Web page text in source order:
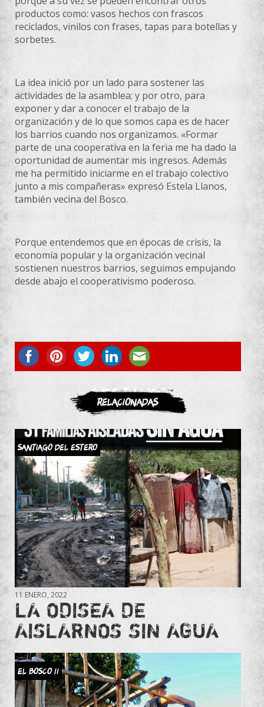
productos como: vasos hechos con frascos
reciclados, vinilos con frases, tapas para botellas y
sorbetes.
La idea inició por un lado para sostener las
actividades de la asamblea; y por otro, para
exponer y dar a conocer el trabajo de la
organización y de lo que somos capa es de hacer
los barrios cuando nos organizamos. «Formar
parte de una cooperativa en la feria me ha dado la
oportunidad de aumentar mis ingresos. Además
me ha permitido iniciarme en el trabajo colectivo
junto a mis compañeras» expresó Estela Llanos,
también vecina del Bosco.
Porque entendemos que en épocas de crisis, la
economía popular y la organización vecinal
sostienen nuestros barrios, seguimos empujando
desde abajo el cooperativismo poderoso.
ASOCIATE
Relacionadas
Santiago del Estero
11 ENERO, 2022
LA ODISEA DE
AISLARNOS SIN AGUA
El Bosco II